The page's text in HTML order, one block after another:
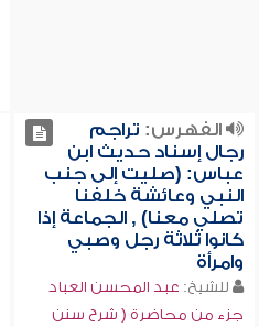
الفهرس: تراجم
رجال إسناد حديث ابن
عباس: (صليت إلى جنب
النبي وعائشة خلفنا
تصلي معنا) , الجماعة إذا
كانوا ثلاثة رجل وصبي
وامرأة
للشيخ: عبد المحسن العباد
جزء من محاضرة ( شرح سنن